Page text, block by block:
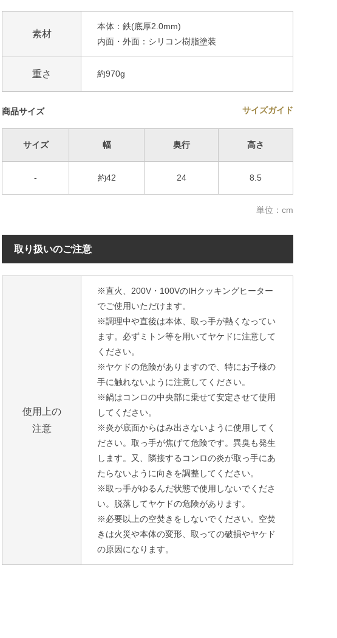
素材
本体：鉄(底厚2.0mm)
内面・外面：シリコン樹脂塗装
重さ 約970g
商品サイズ サイズガイド
サイズ 幅 奥行 高さ
- 約42 24 8.5
単位：cm
取り扱いのご注意
使用上の
注意
※直火、200V・100VのIHクッキングヒーター
でご使用いただけます。
※調理中や直後は本体、取っ手が熱くなってい
ます。必ずミトン等を用いてヤケドに注意して
ください。
※ヤケドの危険がありますので、特にお子様の
手に触れないように注意してください。
※鍋はコンロの中央部に乗せて安定させて使用
してください。
※炎が底面からはみ出さないように使用してく
ださい。取っ手が焦げて危険です。異臭も発生
します。又、隣接するコンロの炎が取っ手にあ
たらないように向きを調整してください。
※取っ手がゆるんだ状態で使用しないでくださ
い。脱落してヤケドの危険があります。
※必要以上の空焚きをしないでください。空焚
きは火災や本体の変形、取っての破損やヤケド
の原因になります。